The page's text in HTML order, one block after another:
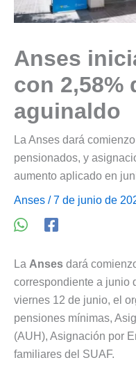
Anses
con 2,58%
aguinaldo
La Anses dará
pensionados, y
aumento aplicado en
Anses / 7 de junio de
La Anses dará
correspondiente a junio
viernes 12 de junio, el
pensiones mínimas,
(AUH), Asignación por
familiares del SUAF.